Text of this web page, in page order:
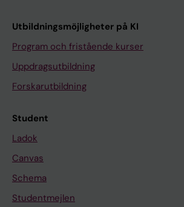
Utbildningsmöjligheter på KI
Program och fristående kurser
Uppdragsutbildning
Forskarutbildning
Student
Ladok
Canvas
Schema
Studentmejlen